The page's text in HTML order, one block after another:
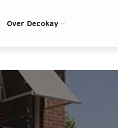
Interieur
Over Decokay